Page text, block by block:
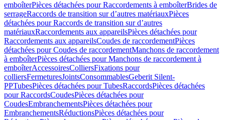
emboîterPièces détachées pour Raccordements à emboîterBrides de
serrageRaccords de transition sur d’autres matériauxPièces
détachées pour Raccords de transition sur d’autres
matériauxRaccordements aux appareilsPièces détachées pour
Raccordements aux appareilsCoudes de raccordementPièces
détachées pour Coudes de raccordementManchons de raccordement
à emboîterPièces détachées pour Manchons de raccordement à
emboîterAccessoiresColliersFixations pour
colliersFermeturesJointsConsommablesGeberit Silent-
PPTubesPièces détachées pour TubesRaccordsPièces détachées
pour RaccordsCoudesPièces détachées pour
CoudesEmbranchementsPièces détachées pour
EmbranchementsRéductionsPièces détachées pour